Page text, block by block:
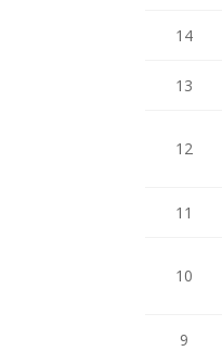
14
13
12
11
10
9